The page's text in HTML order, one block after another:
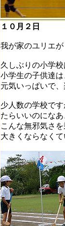
１０月２日
我が家のユリエ
久しぶりの小学校
小学生の子供達
元気いっぱいで、
少人数の学校で
たらいいのにな
こんな無邪気さ
大きくならなく